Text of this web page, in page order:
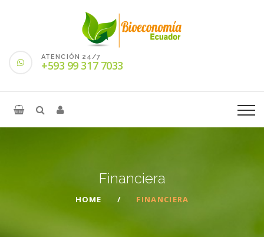
ATENCIÓN 24/7
+593 99 317 7033
Financiera
HOME FINANCIERA